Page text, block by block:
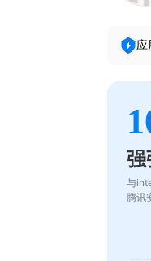
应
强
与
腾讯